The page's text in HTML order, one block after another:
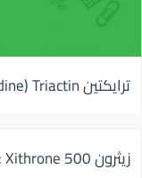
ترايكتين Cyproheptadine) Triactin) فاتح للشهية لزيادة الوزن
زيثرون 500 Xithrone : اقراص مضاد حيوى للالتهابات